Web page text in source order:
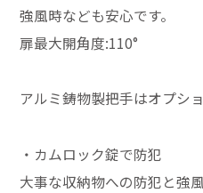
強風時なども安心です。
扉最大開角度:110°
アルミ鋳物製把手はオプシ
・カムロック錠で防犯
大事な収納物への防犯と強